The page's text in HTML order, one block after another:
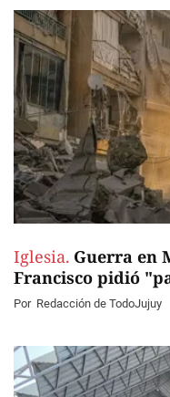
Iglesia. Guerra en
Francisco pidió
Por Redacción de TodoJujuy